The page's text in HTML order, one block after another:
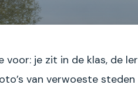
voor: je zit in de klas, de
van verwoeste